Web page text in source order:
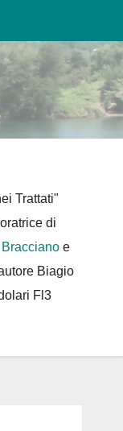
Trattati"
di
e
Biagio
Fl3